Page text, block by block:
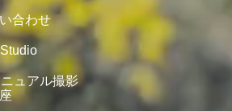
合わせ
ュアル撮影